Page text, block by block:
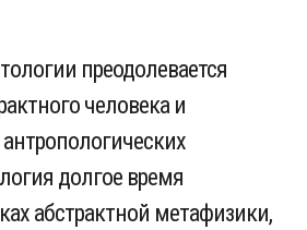
преодолевается
человека и
долгое время
абстрактной метафизики,